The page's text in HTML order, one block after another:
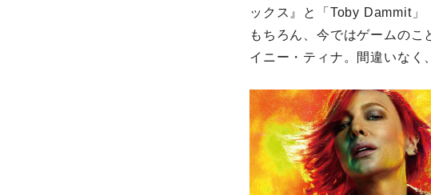
ックス』と「Toby Dammit」
もちろん、今ではゲームの
イニー・ティナ。間違いなく